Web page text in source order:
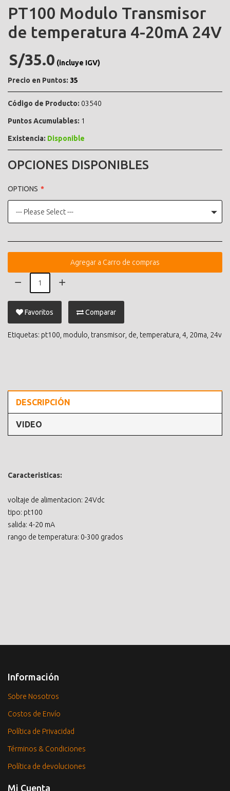
PT100 Modulo Transmisor
de temperatura 4-20mA 24V
S/35.0 (incluye IGV)
Precio en Puntos: 35
Código de Producto: 03540
Puntos Acumulables: 1
Existencia: Disponible
OPCIONES DISPONIBLES
OPTIONS
--- Please Select ---
Agregar a Carro de compras
Favoritos Comparar
Etiquetas: pt100 modulo transmisor de temperatura 4 20ma 24v
DESCRIPCIÓN
VIDEO
Caracteristicas:
voltaje de alimentacion: 24Vdc
tipo: pt100
salida: 4-20 mA
rango de temperatura: 0-300 grados
Información
Sobre Nosotros
Costos de Envío
Política de Privacidad
Términos & Condiciones
Política de devoluciones
Mi Cuenta